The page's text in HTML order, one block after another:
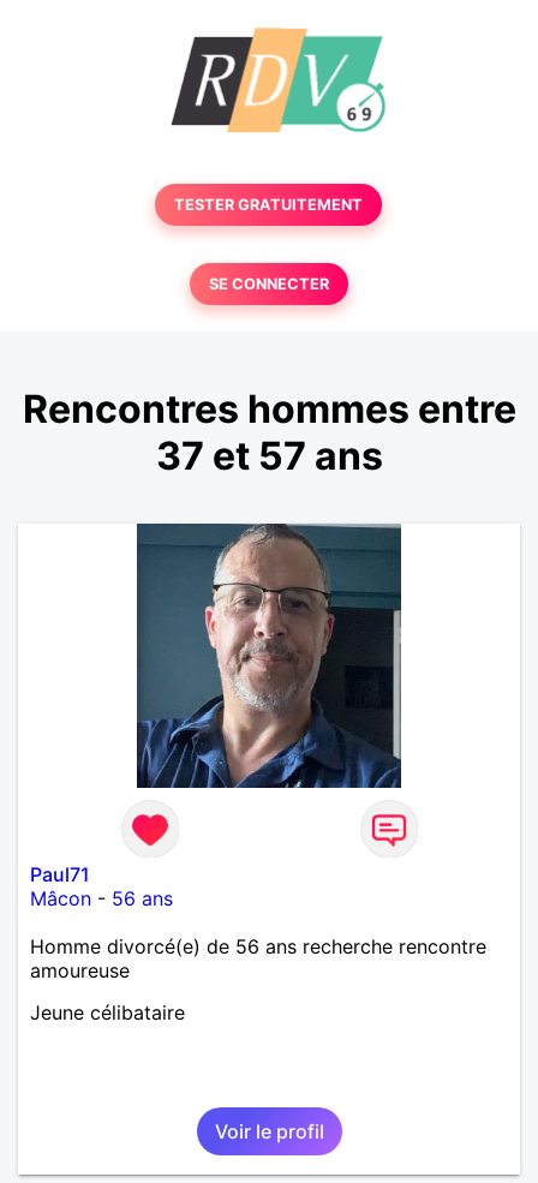
TESTER GRATUITEMENT
SE CONNECTER
Rencontres hommes entre
37 et 57 ans
Paul71
Mâcon - 56 ans
Homme divorcé(e) de 56 ans recherche rencontre
amoureuse
Jeune célibataire
Voir le profil